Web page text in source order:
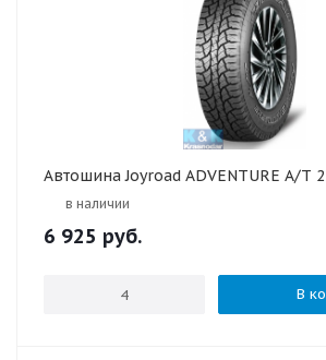
Автошина Joyroad ADVENTURE A/T
в наличии
6 925 руб.
В